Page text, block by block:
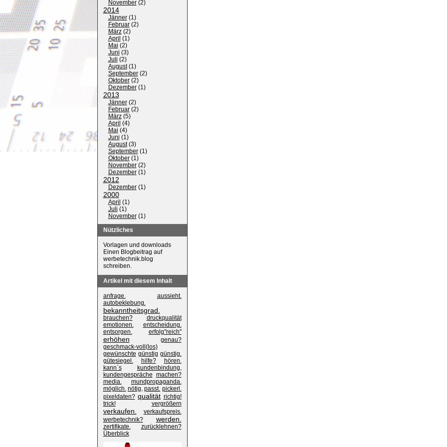
November(2)
2014
Jänner(1)
Februar(2)
März(2)
April (1)
Mai (2)
Juni (3)
Juli (2)
August(1)
September(2)
Oktober(2)
Dezember(1)
2013
Jänner(2)
Februar(2)
März(5)
April (4)
Mai (4)
Juni (1)
August(3)
September(1)
Oktober(1)
November(2)
Dezember(1)
2012
Dezember(1)
2000
April (1)
Juli (1)
November(1)
Nützliches
Vorlagen und downloads
Einen Blogbeitrag auf
werbetechnik.blog
schreiben.
Artikel mit diesem Inhalt
anfrage.
aussieht.
autobeklebung.
bekanntheitsgrad.
brauchen?
druckqualität
emotionen.
entscheidung.
entsorgen.
erfolg"reich"
erhöhen
genau?
geschmack-voll(los)
gewünschte günstig günstig.
gütesiegel.
hilfe?
hören.
kann`s
kundenbindung,
kundengespräche machen?
media.
mundpropaganda.
möglich. nötig, passt. pickerl.
pixeldaten? qualität richtig!
trick!
vergrößern
verkaufen.
verkaufspreis.
werbetechnik?
werden.
zertifikate.
zurücklehnen?
Überblick